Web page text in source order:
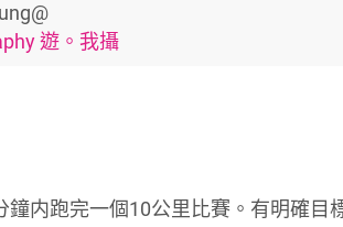
遊。我攝
内跑完一個10公里比賽。有明確目